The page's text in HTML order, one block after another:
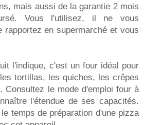
mais aussi de la garantie 2 mois
Vous l'utilisez, il ne vous
rapportez en supermarché et vous
l'indique, c'est un four idéal pour
tortillas, les quiches, les crêpes
Consultez le mode d'emploi four à
l'étendue de ses capacités.
temps de préparation d'une pizza